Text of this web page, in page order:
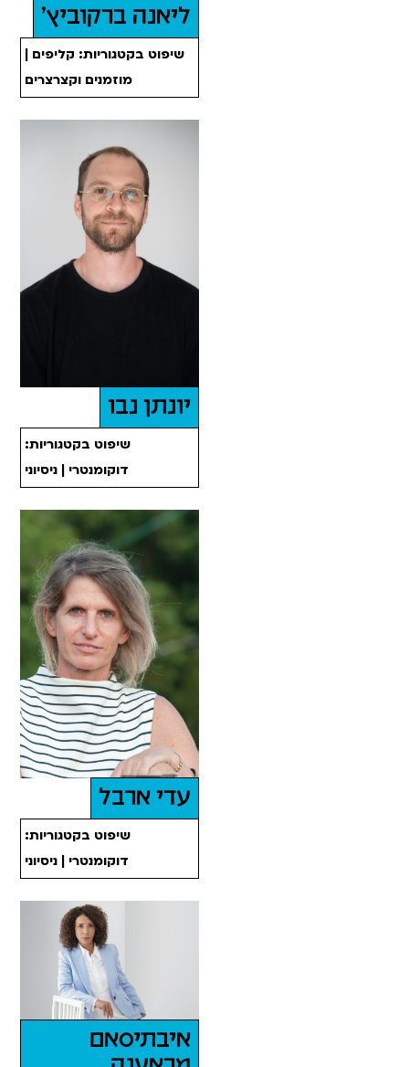
ליאנה ברקוביץ'
שיפוט בקטגוריות: קליפים |
מוזמנים וקצרצרים
יונתן נבו
שיפוט בקטגוריות:
דוקומנטרי | ניסיוני
עדי ארבל
שיפוט בקטגוריות:
דוקומנטרי | ניסיוני
איבתיסאם